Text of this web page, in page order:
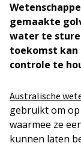
gemaakte
water te
toekomst kan
controle te
Australische
gebruikt om
waarmee ze
kunnen laten